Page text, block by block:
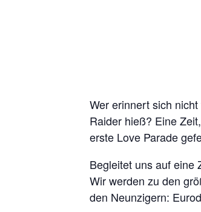
Wer erinnert sich
Raider hieß? Eine
erste Love Parade
Begleitet uns auf eine
Wir werden zu den
den Neunzigern: